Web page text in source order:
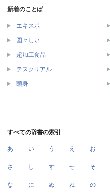
新着のことば
エキスポ
図々しい
超加工食品
テスクリアル
頭身
すべての辞書の索引
あ い う え お
さ し す せ そ
な に ぬ ね の